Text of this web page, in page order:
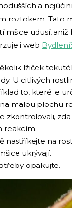
a
roztokem. Tato
mšice udusí, aniž
i web Bydle
lžiček
U citlivých
to, které je
malou plochu
zkontrolovali,
reakcím.
nastříkejte na
ukrývají.
opakujte.